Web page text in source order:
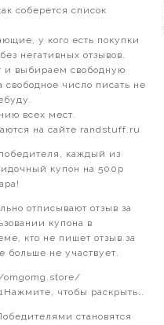
соберется список
у кого есть покупки
негативных отзывов.
и выбираем свободную
число писать не
всех мест.
на сайте randstuff.ru
каждый из
купон на 500р
отписывают отзыв за
купона в
кто не пишет отзыв за
больше не участвует.
omgomg.store/
чтобы раскрыть…
становятся